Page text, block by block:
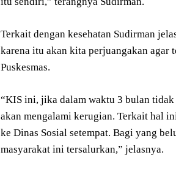
Terkait dengan kesehatan Sudirman
karena itu akan kita perjuangakan
Puskesmas.
“KIS ini, jika dalam waktu 3 bulan
akan mengalami kerugian. Terkait hal
ke Dinas Sosial setempat. Bagi yang
masyarakat ini tersalurkan,” jelasnya.